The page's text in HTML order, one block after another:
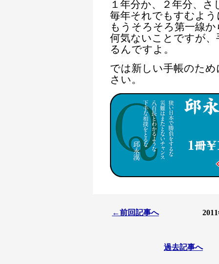
１年分か、２年分、
毎年それでもすむよ
もうそろそろ第一線
何気ないことですが
るんですよ。
では新しい手帳のた
さい。
←前回記事へ
過去記事へ